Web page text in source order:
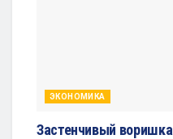
ЭКОНОМИКА
Застенчивый воришка